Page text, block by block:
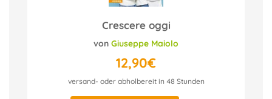
Crescere oggi
von Giuseppe Maiolo
12,90€
versand- oder abholbereit in 48 Stunden